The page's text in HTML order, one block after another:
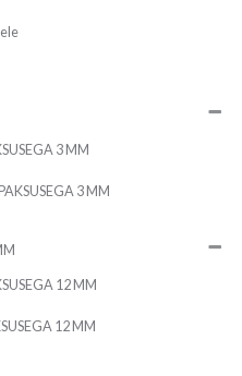
3 MM
3 MM
12 MM
12 MM